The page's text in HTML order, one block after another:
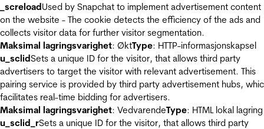
_screloadUsed by Snapchat to implement advertisement content
on the website - The cookie detects the efficiency of the ads and
collects visitor data for further visitor segmentation.
Maksimal lagringsvarighet: ØktType: HTTP-informasjonskapsel
u_sclidSets a unique ID for the visitor, that allows third party
advertisers to target the visitor with relevant advertisement. This
pairing service is provided by third party advertisement hubs,
facilitates real-time bidding for advertisers.
Maksimal lagringsvarighet: VedvarendeType: HTML lokal lagring
u_sclid_rSets a unique ID for the visitor, that allows third party